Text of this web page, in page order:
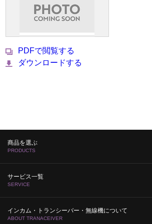
PDFで閲覧する
ダウンロードする
商品を選ぶ
PRODUCTS
サービス一覧
SERVICE
インカム・トランシーバー・無線機について
ABOUT TRANACEIVER